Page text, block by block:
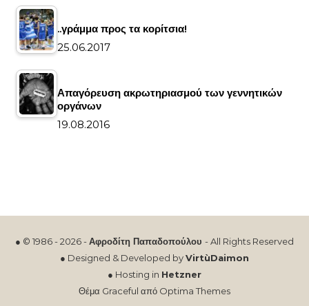
..γράμμα προς τα κορίτσια!
25.06.2017
Απαγόρευση ακρωτηριασμού των γεννητικών
οργάνων
19.08.2016
● © 1986 - 2026 -Αφροδίτη Παπαδοπούλου - All Rights Reserved
● Designed & Developed byVirtùDaimon
● Hosting in Hetzner
Θέμα Graceful από Optima Themes